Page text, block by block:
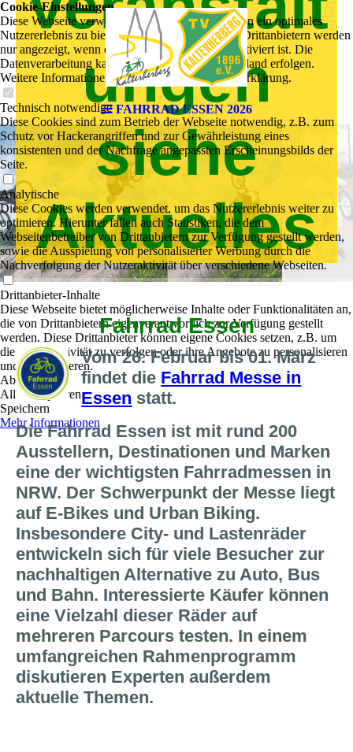
FAHRRAD ESSEN 2026
ungen
siehe
Aktuelles
Fahrrad Essen
Vom 26. Februar bis 01. März
findet die Fahrrad Messe in
Essen statt.
Die Fahrrad Essen ist mit rund 200
Ausstellern, Destinationen und Marken
eine der wichtigsten Fahrradmessen in
NRW. Der Schwerpunkt der Messe liegt
auf E-Bikes und Urban Biking.
Insbesondere City- und Lastenräder
entwickeln sich für viele Besucher zur
nachhaltigen Alternative zu Auto, Bus
und Bahn. Interessierte Käufer können
eine Vielzahl dieser Räder auf
mehreren Parcours testen. In einem
umfangreichen Rahmenprogramm
diskutieren Experten außerdem
aktuelle Themen.
Cookie-Einstellungen
Diese Webseite verwendet Cookies, um Besuchern ein optimales
Nutzererlebnis zu bieten. Bestimmte Inhalte von Drittanbietern werden
nur angezeigt, wenn die entsprechende Option aktiviert ist. Die
Datenverarbeitung kann dann auch in einem Drittland erfolgen.
Weitere Informationen hierzu in der Datenschutzerklärung.
Technisch notwendige
Diese Cookies sind zum Betrieb der Webseite notwendig, z.B. zum
Schutz vor Hackerangriffen und zur Gewährleistung eines
konsistenten und der Nachfrage angepassten Erscheinungsbilds der
Seite.
Analytische
Diese Cookies werden verwendet, um das Nutzererlebnis weiter zu
optimieren. Hierunter fallen auch Statistiken, die dem
Webseitenbetreiber von Drittanbietern zur Verfügung gestellt werden,
sowie die Ausspielung von personalisierter Werbung durch die
Nachverfolgung der Nutzeraktivität über verschiedene Webseiten.
Drittanbieter-Inhalte
Diese Webseite bietet möglicherweise Inhalte oder Funktionalitäten an,
die von Drittanbietern eigenverantwortlich zur Verfügung gestellt
werden. Diese Drittanbieter können eigene Cookies setzen, z.B. um
die Nutzeraktivität zu verfolgen oder ihre Angebote zu personalisieren
und zu optimieren.
Ablehnen
Alle akzeptieren
Speichern
Mehr Informationen